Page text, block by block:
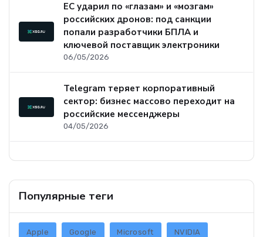
ЕС ударил по «глазам» и «мозгам»
российских дронов: под санкции
попали разработчики БПЛА и
ключевой поставщик электроники
06/05/2026
Telegram теряет корпоративный
сектор: бизнес массово переходит на
российские мессенджеры
04/05/2026
Популярные теги
Apple Google Microsoft NVIDIA